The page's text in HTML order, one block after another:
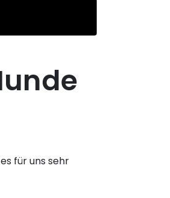
für uns sehr